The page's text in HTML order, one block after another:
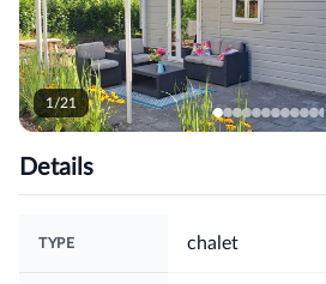
1/21
Details
TYPE chalet